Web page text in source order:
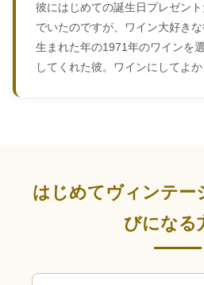
彼にはじめての誕生日プレゼン
でいたのですが、ワイン大好き
生まれた年の1971年のワインを
してくれた彼。ワインにしてよか
はじめてヴィンテー
びになる